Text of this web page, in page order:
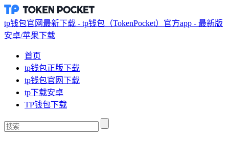
tp钱包官网最新下载 - tp钱包（TokenPocket）官方app - 最新版
安卓/苹果下载
首页
tp钱包正版下载
tp钱包官网下载
tp下载安卓
TP钱包下载